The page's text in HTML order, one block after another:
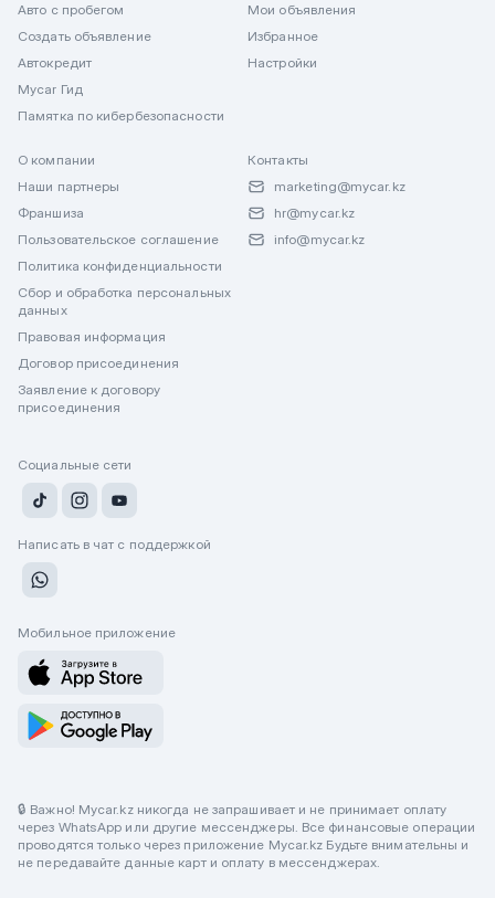
Авто с пробегом
Создать объявление
Автокредит
Mycar Гид
Памятка по кибербезопасности
Мои объявления
Избранное
Настройки
О компании
Наши партнеры
Франшиза
Пользовательское соглашение
Политика конфиденциальности
Сбор и обработка персональных
данных
Правовая информация
Договор присоединения
Заявление к договору
присоединения
Контакты
marketing@mycar.kz
hr@mycar.kz
info@mycar.kz
Социальные сети
Написать в чат с поддержкой
Мобильное приложение
🔒 Важно! Mycar.kz никогда не запрашивает и не принимает оплату
через WhatsApp или другие мессенджеры. Все финансовые операции
проводятся только через приложение Mycar.kz Будьте внимательны и
не передавайте данные карт и оплату в мессенджерах.